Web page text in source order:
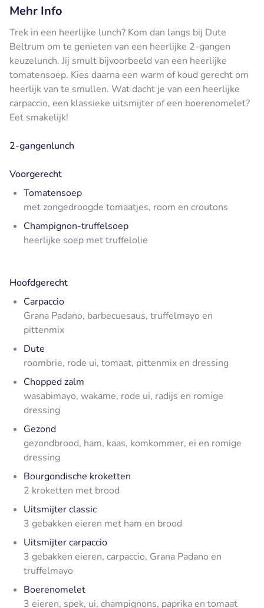
Mehr Info
Trek in een heerlijke lunch? Kom dan langs bij Dute
Beltrum om te genieten van een heerlijke 2-gangen
keuzelunch. Jij smult bijvoorbeeld van een heerlijke
tomatensoep. Kies daarna een warm of koud gerecht om
heerlijk van te smullen. Wat dacht je van een heerlijke
carpaccio, een klassieke uitsmijter of een boerenomelet?
Eet smakelijk!
2-gangenlunch
Voorgerecht
Tomatensoep
met zongedroogde tomaatjes, room en croutons
Champignon-truffelsoep
heerlijke soep met truffelolie
Hoofdgerecht
Carpaccio
Grana Padano, barbecuesaus, truffelmayo en
pittenmix
Dute
roombrie, rode ui, tomaat, pittenmix en dressing
Chopped zalm
wasabimayo, wakame, rode ui, radijs en romige
dressing
Gezond
gezondbrood, ham, kaas, komkommer, ei en romige
dressing
Bourgondische kroketten
2 kroketten met brood
Uitsmijter classic
3 gebakken eieren met ham en brood
Uitsmijter carpaccio
3 gebakken eieren, carpaccio, Grana Padano en
truffelmayo
Boerenomelet
3 eieren, spek, ui, champignons, paprika en tomaat